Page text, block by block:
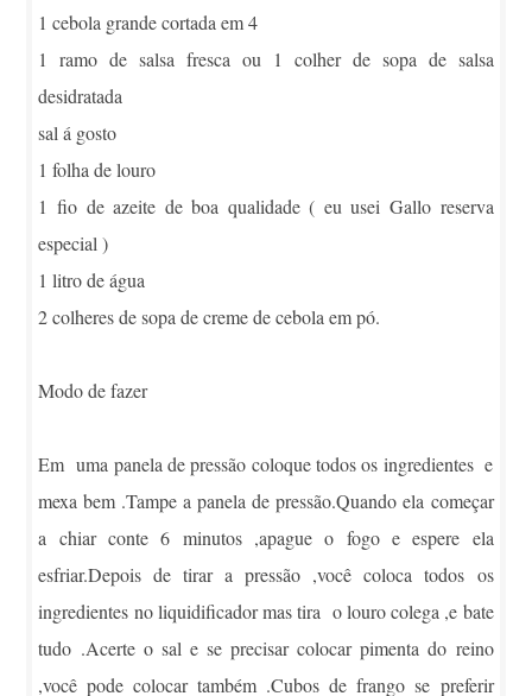
1 cebola grande cortada em 4
1 ramo de salsa fresca ou 1 colher de sopa de salsa
desidratada
sal á gosto
1 folha de louro
1 fio de azeite de boa qualidade ( eu usei Gallo reserva
especial )
1 litro de água
2 colheres de sopa de creme de cebola em pó.
Modo de fazer
Em uma panela de pressão coloque todos os ingredientes e
mexa bem .Tampe a panela de pressão.Quando ela começar
a chiar conte 6 minutos ,apague o fogo e espere ela
esfriar.Depois de tirar a pressão ,você coloca todos os
ingredientes no liquidificador mas tira o louro colega ,e bate
tudo .Acerte o sal e se precisar colocar pimenta do reino
,você pode colocar também .Cubos de frango se preferir